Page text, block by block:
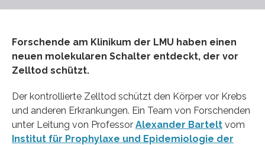
Forschende am Klinikum der LMU haben einen
neuen molekularen Schalter entdeckt, der vor
Zelltod schützt.
Der kontrollierte Zelltod schützt den Körper vor Krebs
und anderen Erkrankungen. Ein Team von Forschenden
unter Leitung von Professor Alexander Bartelt vom
Institut für Prophylaxe und Epidemiologie der